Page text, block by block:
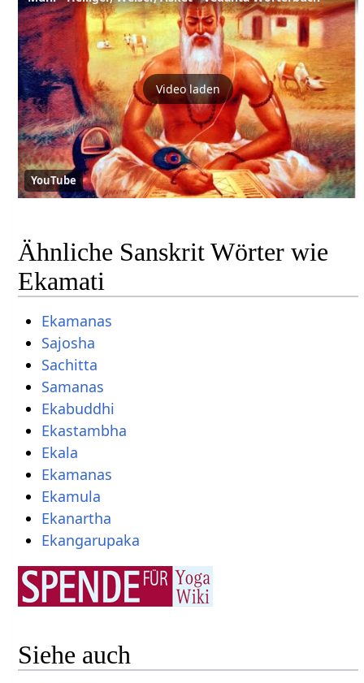
Video laden
YouTube
Ähnliche Sanskrit Wörter wie
Ekamati
Ekamanas
Sajosha
Sachitta
Samanas
Ekabuddhi
Ekastambha
Ekala
Ekamanas
Ekamula
Ekanartha
Ekangarupaka
Siehe auch